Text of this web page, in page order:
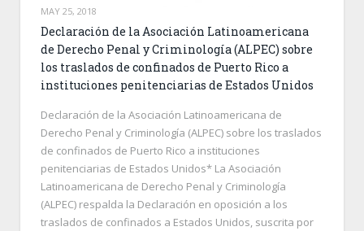
MAY 25, 2018
Declaración de la Asociación Latinoamericana
de Derecho Penal y Criminología (ALPEC) sobre
los traslados de confinados de Puerto Rico a
instituciones penitenciarias de Estados Unidos
Declaración de la Asociación Latinoamericana de
Derecho Penal y Criminología (ALPEC) sobre los traslados
de confinados de Puerto Rico a instituciones
penitenciarias de Estados Unidos* La Asociación
Latinoamericana de Derecho Penal y Criminología
(ALPEC) respalda la Declaración en oposición a los
traslados de confinados a Estados Unidos, suscrita por